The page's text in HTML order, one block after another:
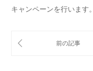
キャンペーンを行います